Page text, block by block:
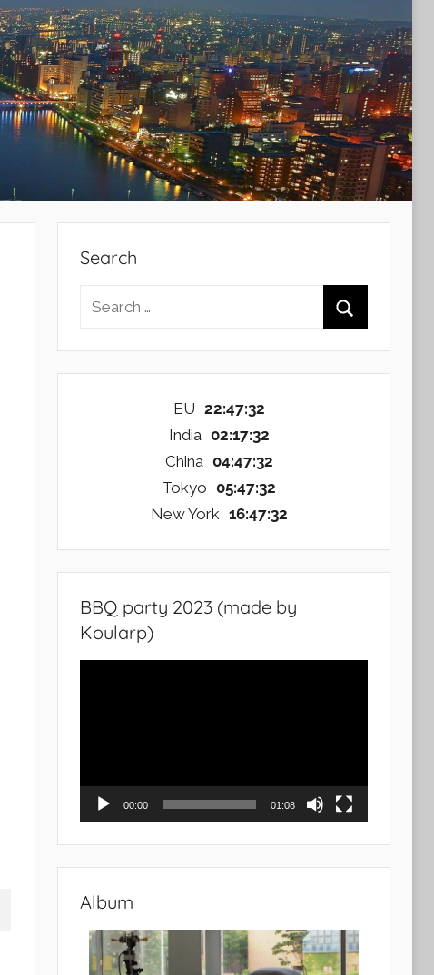
Search
Search
EU 22:47:33
India 02:17:33
China 04:47:33
Tokyo 05:47:33
New York 16:47:33
BBQ party 2023 (made by
Koularp)
00:00 01:08
Album